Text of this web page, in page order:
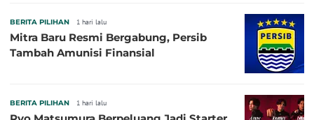
BERITA PILIHAN 1 hari lalu
Mitra Baru Resmi Bergabung, Persib
Tambah Amunisi Finansial
BERITA PILIHAN 1 hari lalu